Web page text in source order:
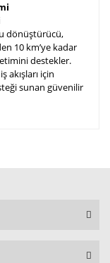
dönüştürücü,
10 km’ye kadar
destekler.
akışları için
sunan güvenilir